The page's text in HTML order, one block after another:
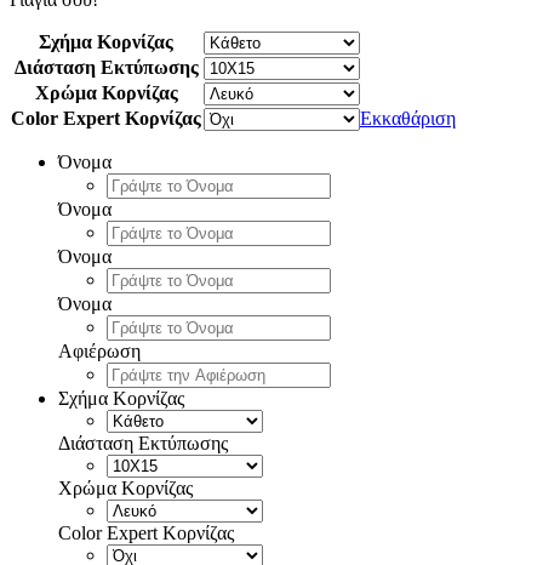
Σχήμα Κορνίζας
Διάσταση Εκτύπωσης
Χρώμα Κορνίζας
Color Expert Κορνίζας
Εκκαθάριση
Όνομα
Όνομα
Όνομα
Όνομα
Αφιέρωση
Σχήμα Κορνίζας
Διάσταση Εκτύπωσης
Χρώμα Κορνίζας
Color Expert Κορνίζας